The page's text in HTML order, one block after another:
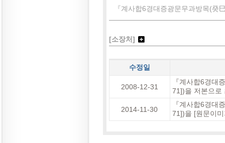
『계사합6경대증광문무과방목(
[소장처]
수정일
2008-12-31
『계사합6경대
71])을 저본으로
2014-11-30
『계사합6경대
71])을 [원문이